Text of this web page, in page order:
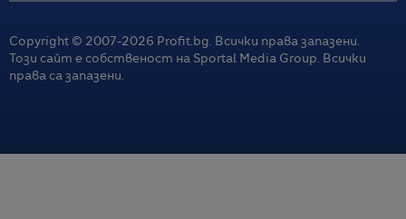
Copyright © 2007-2026 Profit.bg. Всички права запазени.
Този сайт е собственост на Sportal Media Group. Всички
права са запазени.